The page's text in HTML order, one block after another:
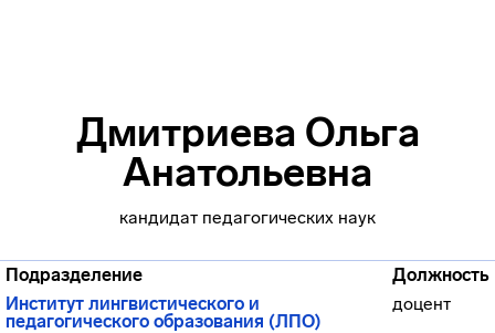
Дмитриева Ольга
Анатольевна
кандидат педагогических наук
Подразделение
Должность
Институт лингвистического и
педагогического образования (ЛПО)
доцент